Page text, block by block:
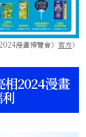
漫畫博覽會》 官方）
2024漫畫